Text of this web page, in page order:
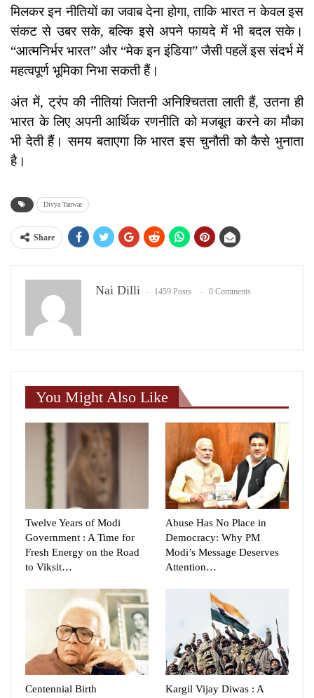
मिलकर इन नीतियों का जवाब देना होगा, ताकि भारत न केवल इस
संकट से उबर सके, बल्कि इसे अपने फायदे में भी बदल सके।
“आत्मनिर्भर भारत” और “मेक इन इंडिया” जैसी पहलें इस संदर्भ में
महत्वपूर्ण भूमिका निभा सकती हैं।
अंत में, ट्रंप की नीतियां जितनी अनिश्चितता लाती हैं, उतना ही
भारत के लिए अपनी आर्थिक रणनीति को मजबूत करने का मौका
भी देती हैं। समय बताएगा कि भारत इस चुनौती को कैसे भुनाता
है।
Divya Tanwar
Share
Nai Dilli 1459 Posts 0 Comments
You Might Also Like
Twelve Years of Modi
Government : A Time for
Fresh Energy on the Road
to Viksit…
Abuse Has No Place in
Democracy: Why PM
Modi’s Message Deserves
Attention…
Centennial Birth
Kargil Vijay Diwas : A